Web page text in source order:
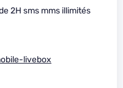
2H sms mms illimités
livebox